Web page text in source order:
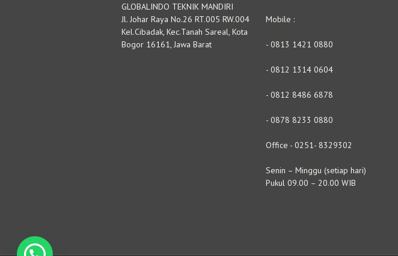
GLOBALINDO TEKNIK MANDIRI
Jl. Johar Raya No.26 RT.005 RW.004
Kel.Cibadak, Kec.Tanah Sareal, Kota
Bogor 16161, Jawa Barat
Mobile :
- 0813 1421 0880
- 0812 1314 0604
- 0812 8486 6878
- 0878 8233 0880
Office - 0251- 8329302
Senin – Minggu (setiap hari)
Pukul 09.00 – 20.00 WIB